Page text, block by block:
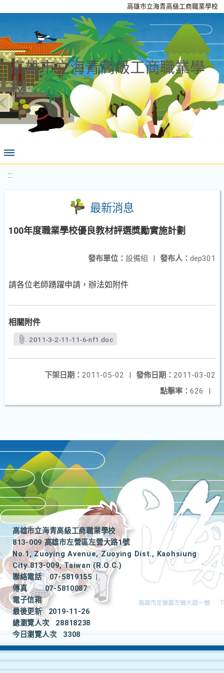
高雄市立海青高級工商職業學校
高雄市立海青高級工商職業學
校
:::
最新消息
100年度職業學校優良教材評選獎勵實施計劃
發布人： dep301
發布單位： 設備組 |
請各位老師踴躍申請，辦法如附件
相關附件
2011-3-2-11-11-6-nf1.doc
發佈日期： 2011-03-02
下架日期： 2011-05-02
|
點擊率： 626 |
高雄市立海青高級工商職業學校
813-009 高雄市左營區左營大路1號
No.1, Zuoying Avenue, Zuoying Dist., Kaohsiung
City 813-009, Taiwan (R.O.C.)
聯絡電話
07-5819155
|
傳真
07-5810087
電子信箱
最後更新
2019-11-26
總瀏覽人次
28818238
今日瀏覽人次
3308